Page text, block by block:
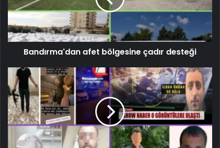
Bandırma'dan afet bölgesine çadır desteği